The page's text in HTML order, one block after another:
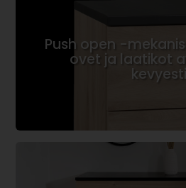
Push open -
ovet ja laatikot
kevyesti